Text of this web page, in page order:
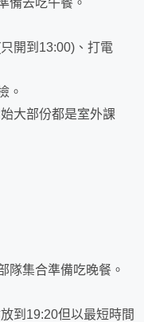
備去吃午餐。
開到13:00)、打電
。
大部份都是室外課
隊集合準備吃晚餐。
到19:20但以最短時間